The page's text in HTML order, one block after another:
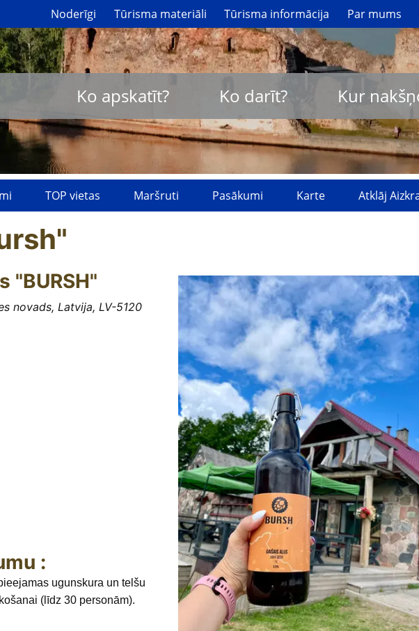
Noderīgi Tūrisma materiāli Tūrisma informācija Par mums
Ko apskatīt? Ko darīt? Kur
TOP vietas Maršruti Pasākumi Karte Atklāj
"BURSH"
novads, Latvija, LV-5120
:
ugunskura un telšu
(līdz 30 personām).